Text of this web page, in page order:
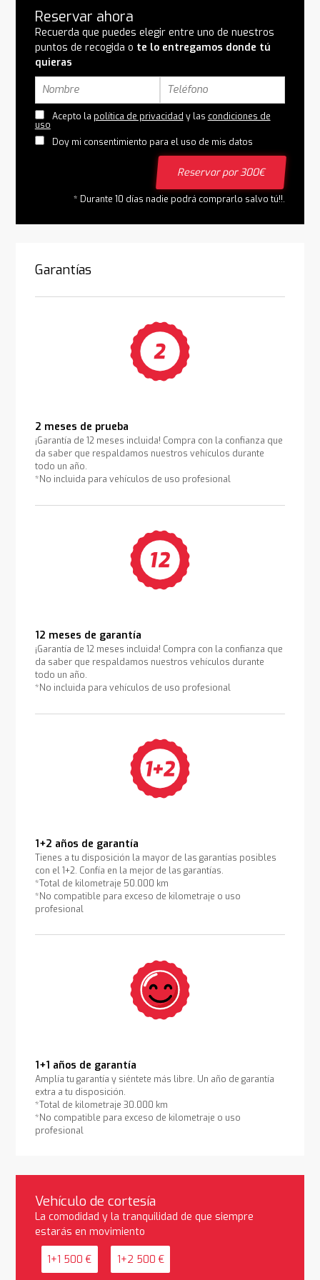
Reservar ahora
Recuerda que puedes elegir entre uno de nuestros
puntos de recogida o te lo entregamos donde tú
quieras
Acepto la política de privacidad y las condiciones de
uso
Doy mi consentimiento para el uso de mis datos
Reservar por 300€
* Durante 10 días nadie podrá comprarlo salvo tú!!.
Garantías
2 meses de prueba
¡Garantía de 12 meses incluida! Compra con la confianza que
da saber que respaldamos nuestros vehículos durante
todo un año.
*No incluida para vehículos de uso profesional
12 meses de garantía
¡Garantía de 12 meses incluida! Compra con la confianza que
da saber que respaldamos nuestros vehículos durante
todo un año.
*No incluida para vehículos de uso profesional
1+2 años de garantía
Tienes a tu disposición la mayor de las garantías posibles
con el 1+2. Confía en la mejor de las garantías.
*Total de kilometraje 50.000 km
*No compatible para exceso de kilometraje o uso
profesional
1+1 años de garantía
Amplía tu garantía y siéntete más libre. Un año de garantía
extra a tu disposición.
*Total de kilometraje 30.000 km
*No compatible para exceso de kilometraje o uso
profesional
Vehículo de cortesía
La comodidad y la tranquilidad de que siempre
estarás en movimiento
1+1 500 € 1+2 500 €